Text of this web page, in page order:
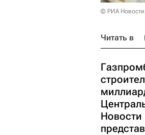
© РИА Новости
Читать в
Новости